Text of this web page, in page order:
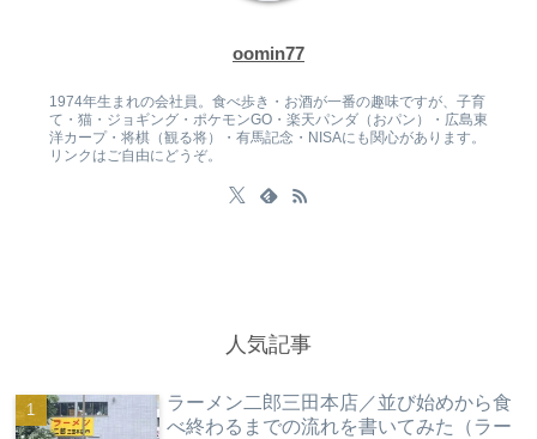
oomin77
1974年生まれの会社員。食べ歩き・お酒が一番の趣味ですが、子育
て・猫・ジョギング・ポケモンGO・楽天パンダ（おパン）・広島東
洋カープ・将棋（観る将）・有馬記念・NISAにも関心があります。
リンクはご自由にどうぞ。
人気記事
ラーメン二郎三田本店／並び始めから食
べ終わるまでの流れを書いてみた（ラー